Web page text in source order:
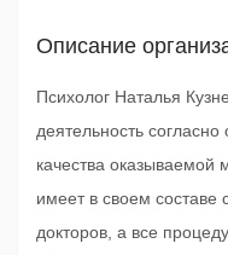
Описание
Психолог Наталья
деятельность
качества
имеет в своем составе
докторов, а все